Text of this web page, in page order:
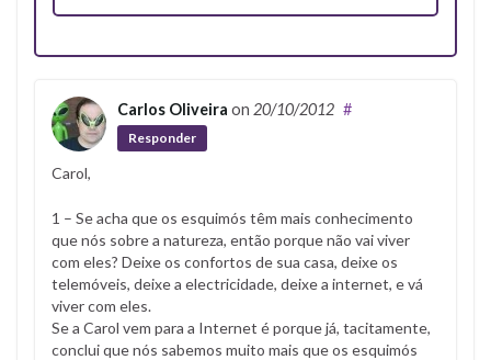
Carlos Oliveira on 20/10/2012 #
Responder
Carol,
1 – Se acha que os esquimós têm mais conhecimento
que nós sobre a natureza, então porque não vai viver
com eles? Deixe os confortos de sua casa, deixe os
telemóveis, deixe a electricidade, deixe a internet, e vá
viver com eles.
Se a Carol vem para a Internet é porque já, tacitamente,
conclui que nós sabemos muito mais que os esquimós